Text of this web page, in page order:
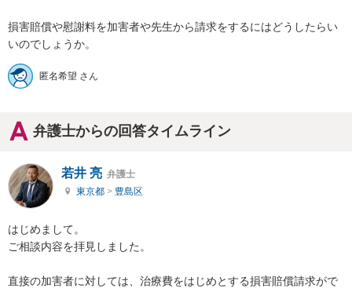
損害賠償や慰謝料を加害者や先生から請求をするにはどうしたらい
いのでしょうか。
匿名希望 さん
弁護士からの回答タイムライン
若井 亮 弁護士
東京都 > 豊島区
はじめまして。
ご相談内容を拝見しました。
直接の加害者に対しては、治療費をはじめとする損害賠償請求がで